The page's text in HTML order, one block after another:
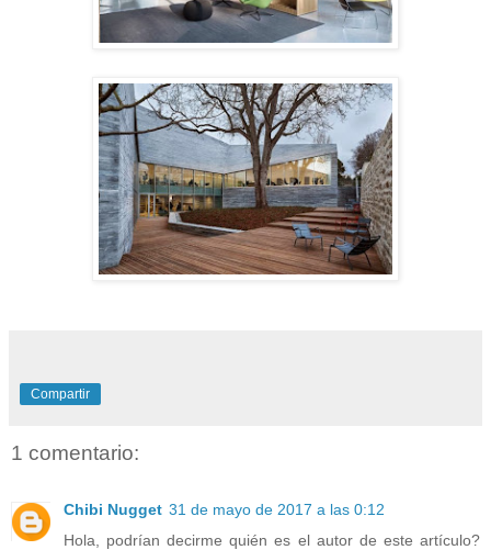
Compartir
1 comentario:
Chibi Nugget 31 de mayo de 2017 a las 0:12
Hola, podrían decirme quién es el autor de este artículo?